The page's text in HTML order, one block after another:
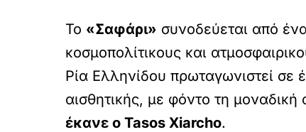
Το «Σαφάρι» συνοδεύεται από
κοσμοπολίτικους και
Ρία Ελληνίδου πρωταγωνιστεί σε
αισθητικής, με φόντο τη μοναδική
έκανε ο Tasos Xiarcho.